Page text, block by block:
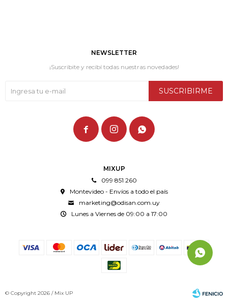
MIXUP
099 851 260
Montevideo - Envíos a todo el país
marketing@odisan.com.uy
Lunes a Viernes de 09:00 a 17:00
NEWSLETTER
¡Suscribite y recibí todas nuestras novedades!
SUSCRIBIRME
  
© Copyright 2026 / Mix UP